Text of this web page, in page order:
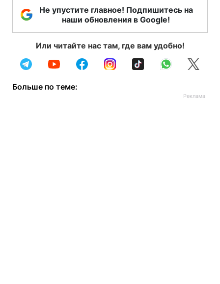
Не упустите главное! Подпишитесь на
наши обновления в Google!
Или читайте нас там, где вам удобно!
Больше по теме: